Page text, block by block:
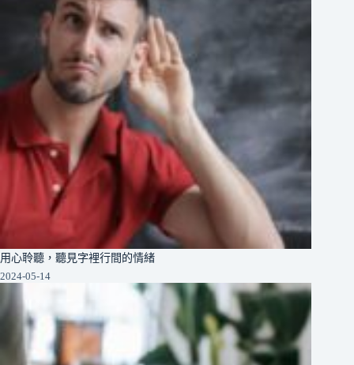
用心聆聽，聽見字裡行間的情緒
2024-05-14